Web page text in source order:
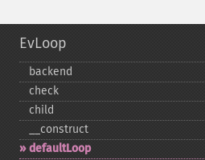
EvLoop
backend
check
child
_​_​construct
defaultLoop